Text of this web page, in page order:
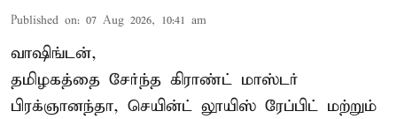
Published on: 07 Aug 2026, 10:41 am
வாஷிங்டன்,
தமிழகத்தை சேர்ந்த கிராண்ட் மாஸ்டர்
பிரக்ஞானந்தா, செயின்ட் லூயிஸ் ரேப்பிட் மற்றும்